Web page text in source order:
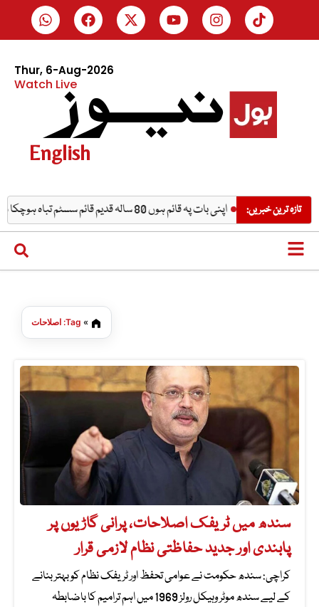
Thur, 6-Aug-2026
Watch Live
English
تازہ ترین خبریں:اپنی بات پہ قائم ہوں 80 سالہ قدیم قائم سسٹم تباہ ہوچکا ہے، محسن نقوی
» Tag: اصلاحات
سندھ میں ٹریفک اصلاحات، پرانی گاڑیوں پر
پابندی اور جدید حفاظتی نظام لازمی قرار
کراچی: سندھ حکومت نے عوامی تحفظ اور ٹریفک نظام کو بہتر بنانے
کے لیے سندھ موٹر وہیکل رولز 1969 میں اہم ترامیم کا باضابطہ